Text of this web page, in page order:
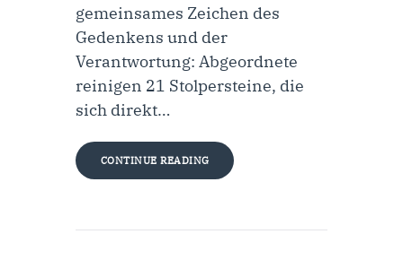
gemeinsames Zeichen des
Gedenkens und der
Verantwortung: Abgeordnete
reinigen 21 Stolpersteine, die
sich direkt…
CONTINUE READING